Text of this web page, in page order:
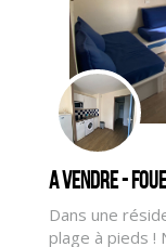
A vendre -
Dans une
plage à pieds !